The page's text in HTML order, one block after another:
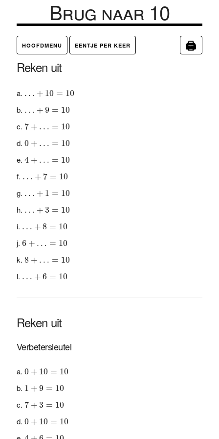
Brug naar 10
HOOFDMENU EENTJE PER KEER 🖨
Reken uit
… + 10 = 10
10=10
… + 9 = 10
9 =10
7 + … = 10
7 +… 10
0 + … = 10
0 +… 10
4 + … = 10
4 +… 10
… + 7 = 10
7 =10
… + 1 = 10
1 =10
… + 3 = 10
3 =10
… + 8 = 10
8 =10
6 + … = 10
6 +… 10
8 + … = 10
8 +… 10
… + 6 = 10
6 =10
Reken uit
Verbetersleutel
0 + 10 = 10
0 +10= 10
1 + 9 = 10
1 +9 = 10
7 + 3 = 10
7 +3 = 10
0 + 10 = 10
0 +10= 10
4 +6 = 10